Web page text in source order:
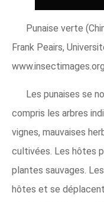
Punaise verte
Frank Peairs,
www.insectimages.org
Les punaises se
compris les arbres
vignes, mauvaises
cultivées. Les hôtes
plantes sauvages.
hôtes et se